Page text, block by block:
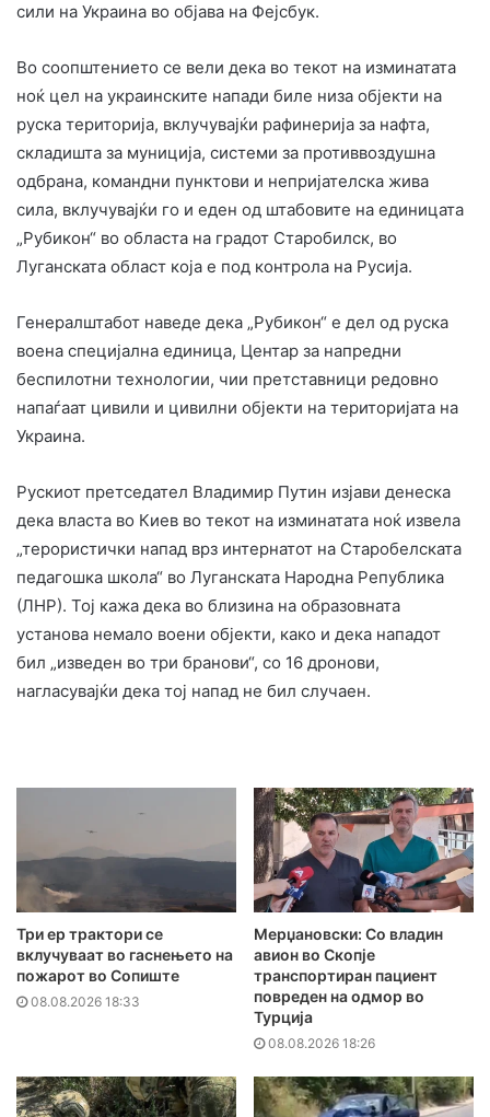
сили на Украина во објава на Фејсбук.
Во соопштението се вели дека во текот на изминатата
ноќ цел на украинските напади биле низа објекти на
руска територија, вклучувајќи рафинерија за нафта,
складишта за муниција, системи за противвоздушна
одбрана, командни пунктови и непријателска жива
сила, вклучувајќи го и еден од штабовите на единицата
„Рубикон“ во областа на градот Старобилск, во
Луганската област која е под контрола на Русија.
Генералштабот наведе дека „Рубикон“ е дел од руска
воена специјална единица, Центар за напредни
беспилотни технологии, чии претставници редовно
напаѓаат цивили и цивилни објекти на територијата на
Украина.
Рускиот претседател Владимир Путин изјави денеска
дека власта во Киев во текот на изминатата ноќ извела
„терористички напад врз интернатот на Старобелската
педагошка школа“ во Луганската Народна Република
(ЛНР). Тој кажа дека во близина на образовната
установа немало воени објекти, како и дека нападот
бил „изведен во три бранови“, со 16 дронови,
нагласувајќи дека тој напад не бил случаен.
Три ер трактори се
вклучуваат во гаснењето на
пожарот во Сопиште
08.08.2026 18:33
Мерџановски: Со владин
авион во Скопје
транспортиран пациент
повреден на одмор во
Турција
08.08.2026 18:26